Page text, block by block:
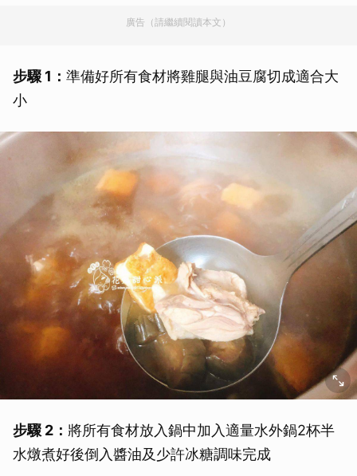
廣告（請繼續閱讀本文）
步驟 1： 準備好所有食材將雞腿與油豆腐切成適合大
小
步驟 2： 將所有食材放入鍋中加入適量水外鍋2杯半
水燉煮好後倒入醬油及少許冰糖調味完成